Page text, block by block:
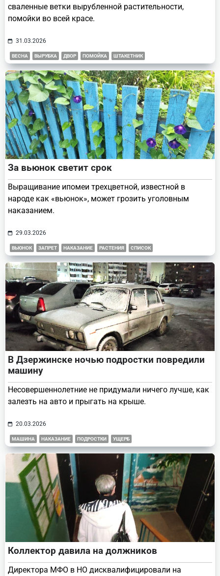
сваленные ветки вырубленной растительности,
помойки во всей красе.
31.03.2026
ВЕСНА ВЫРУБКА ДВОР ПОМОЙКА ШТАКЕТНИК
За вьюнок светит срок
Выращивание ипомеи трехцветной, известной в
народе как «вьюнок», может грозить уголовным
наказанием.
29.03.2026
ВЬЮНОК ЗАПРЕТ НАКАЗАНИЕ РАСТЕНИЯ СПИСОК
В Дзержинске ночью подростки повредили
машину
Несовершеннолетние не придумали ничего лучше, как
залезть на авто и прыгать на крыше.
20.03.2026
МАШИНА НАКАЗАНИЕ ПОДРОСТКИ УЩЕРБ
Коллектор давила на должников
Директора МФО в НО дисквалифицировали на